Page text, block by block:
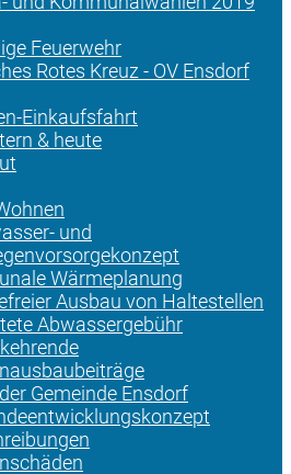
Feuerwehr
Rotes Kreuz - OV Ensdorf
Einkaufsfahrt
& heute
und
Wärmeplanung
Ausbau von Haltestellen
Abwassergebühr
Gemeinde Ensdorf